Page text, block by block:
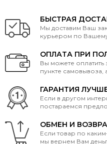
БЫСТРАЯ
Мы доставим Ваш
курьером по
ОПЛАТА ПРИ
Вы можете
пункте самовывоза,
ГАРАНТИЯ
Если в другом
постараемся
ОБМЕН И
Если товар по
мы вернем Вам